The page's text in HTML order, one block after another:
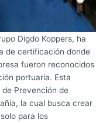
Digdo Koppers, ha
de certificación donde
fueron reconocidos
portuaria. Esta
Prevención de
la cual busca crear
para los